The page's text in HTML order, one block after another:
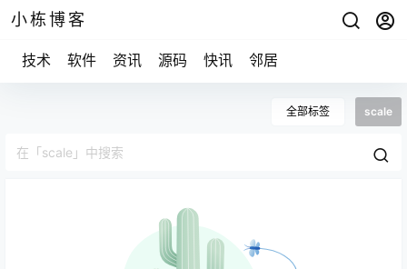
小栋博客
技术 软件 资讯 源码 快讯 邻居
全部标签 scale